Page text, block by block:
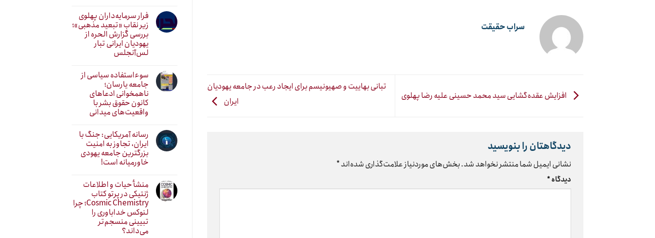
سراب حقیقت
افزایش عقده‌گشایی سید محمد حسینی علیه رضا پهلوی
تبانی بهاییت و صهیونیسم برای ایجاد رعب در جامعه یهودیان
ایران
دیدگاهتان را بنویسید
نشانی ایمیل شما منتشر نخواهد شد.بخش‌های موردنیاز علامت‌گذاری شده‌اند*
دیدگاه*
فرار سرمایه‌داران پهلوی
زیر نقابِ «تبعید مذهبی»؛
بررسی گزارش الحره از
یهودیان ایرانی تبار
لس‌آنجلس
سوءاستفاده سیاسی از
جامعه یارسان؛
ناهمخوانی ادعاهای
کانون حقوق بشر با
واقعیت‌های میدانی
رسانه آمریکایی: جنگ با
ایران، تجاوز به امنیت
بزرگترین جامعه یهودی
خاورمیانه است!
منشأ حیات و اطلاعات
ژنتیکی در پرتو کتاب
Cosmic Chemistry؛ چرا
لنوکس خداباوری را
تبیینی منسجم‌تر
می‌داند؟